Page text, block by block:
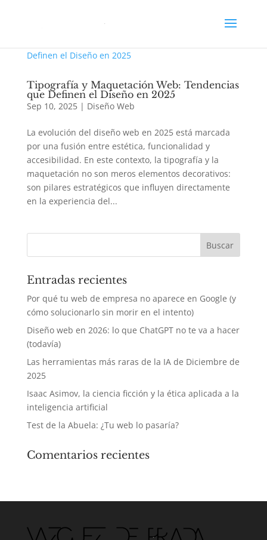
Tipografía y Maquetación Web: Tendencias
que Definen el Diseño en 2025
Sep 10, 2025| Diseño Web
La evolución del diseño web en 2025 está marcada
por una fusión entre estética, funcionalidad y
accesibilidad. En este contexto, la tipografía y la
maquetación no son meros elementos decorativos:
son pilares estratégicos que influyen directamente
en la experiencia del...
Entradas recientes
Por qué tu web de empresa no aparece en Google (y
cómo solucionarlo sin morir en el intento)
Diseño web en 2026: lo que ChatGPT no te va a hacer
(todavía)
Las herramientas más raras de la IA de Diciembre de
2025
Isaac Asimov, la ciencia ficción y la ética aplicada a la
inteligencia artificial
Test de la Abuela: ¿Tu web lo pasaría?
Comentarios recientes